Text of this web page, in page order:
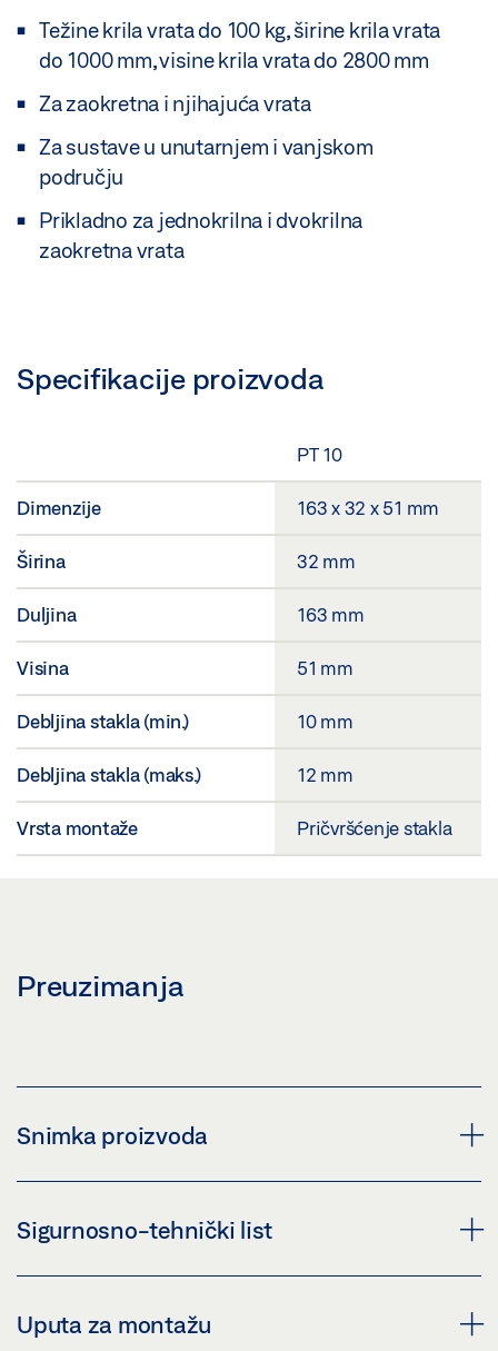
Težine krila vrata do 100 kg, širine krila vrata
do 1000 mm, visine krila vrata do 2800 mm
Za zaokretna i njihajuća vrata
Za sustave u unutarnjem i vanjskom
području
Prikladno za jednokrilna i dvokrilna
zaokretna vrata
Specifikacije proizvoda
PT 10
Dimenzije 163 x 32 x 51 mm
Širina 32 mm
Duljina 163 mm
Visina 51 mm
Debljina stakla (min.) 10 mm
Debljina stakla (maks.) 12 mm
Vrsta montaže Pričvršćenje stakla
Preuzimanja
Snimka proizvoda
GEZE PT 10
ZAHTJEV ZA OZNAČAVANJE: © GEZE GmbH
Sigurnosno-tehnički list
PT 10 SIGURNOSNO-TEHNIČKI LIST HR
Uputa za montažu